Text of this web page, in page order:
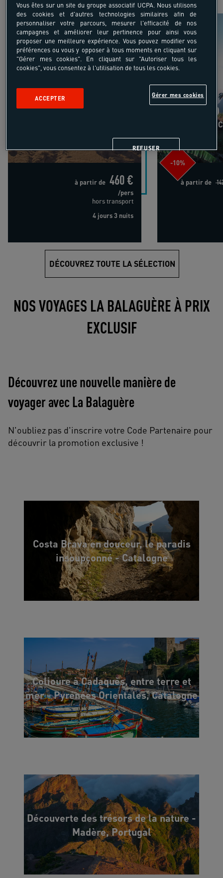
Break raquettes into the wild
Break raquettes
into the wild
à partir de 460 €
/pers
hors transport
4 jours 3 nuits
O Barlavento
-10%
à partir de
DÉCOUVREZ TOUTE LA SÉLECTION
NOS VOYAGES LA BALAGUÈRE À PRIX
EXCLUSIF
Découvrez une nouvelle manière de
voyager avec La Balaguère
N'oubliez pas d'inscrire votre Code Partenaire pour
découvrir la promotion exclusive !
Costa Brava en douceur, le paradis
insoupçonné - Catalogne
Colioure à Cadaquès, entre terre et
mer - Pyrénées Orientales, Catalogne
Découverte des trésors de la nature -
Madère, Portugal
Vous êtes sur un site du groupe associatif UCPA. Nous utilisons
des cookies et d'autres technologies similaires afin de
personnaliser votre parcours, mesurer l'efficacité de nos
campagnes et améliorer leur pertinence pour ainsi vous
proposer une meilleure expérience. Vous pouvez modifier vos
préférences ou vous y opposer à tous moments en cliquant sur
"Gérer mes cookies". En cliquant sur "Autoriser tous les
cookies", vous consentez à l'utilisation de tous les cookies.
Gérer mes cookies
REFUSER
ACCEPTER